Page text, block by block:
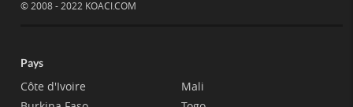
© 2008 - 2022 KOACI.COM
Pays
Côte d'Ivoire
Mali